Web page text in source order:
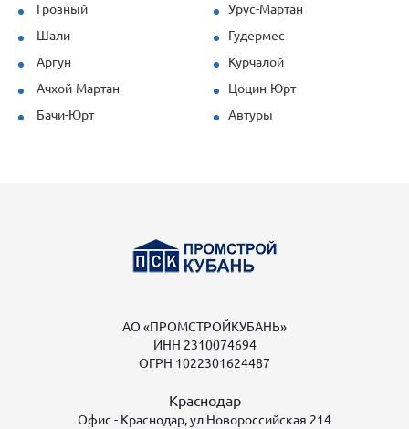
Грозный
Урус-Мартан
Шали
Гудермес
Аргун
Курчалой
Ачхой-Мартан
Цоцин-Юрт
Бачи-Юрт
Автуры
АО «ПРОМСТРОЙКУБАНЬ»
ИНН 2310074694
ОГРН 1022301624487
Краснодар
Офис - Краснодар, ул Новороссийская 214